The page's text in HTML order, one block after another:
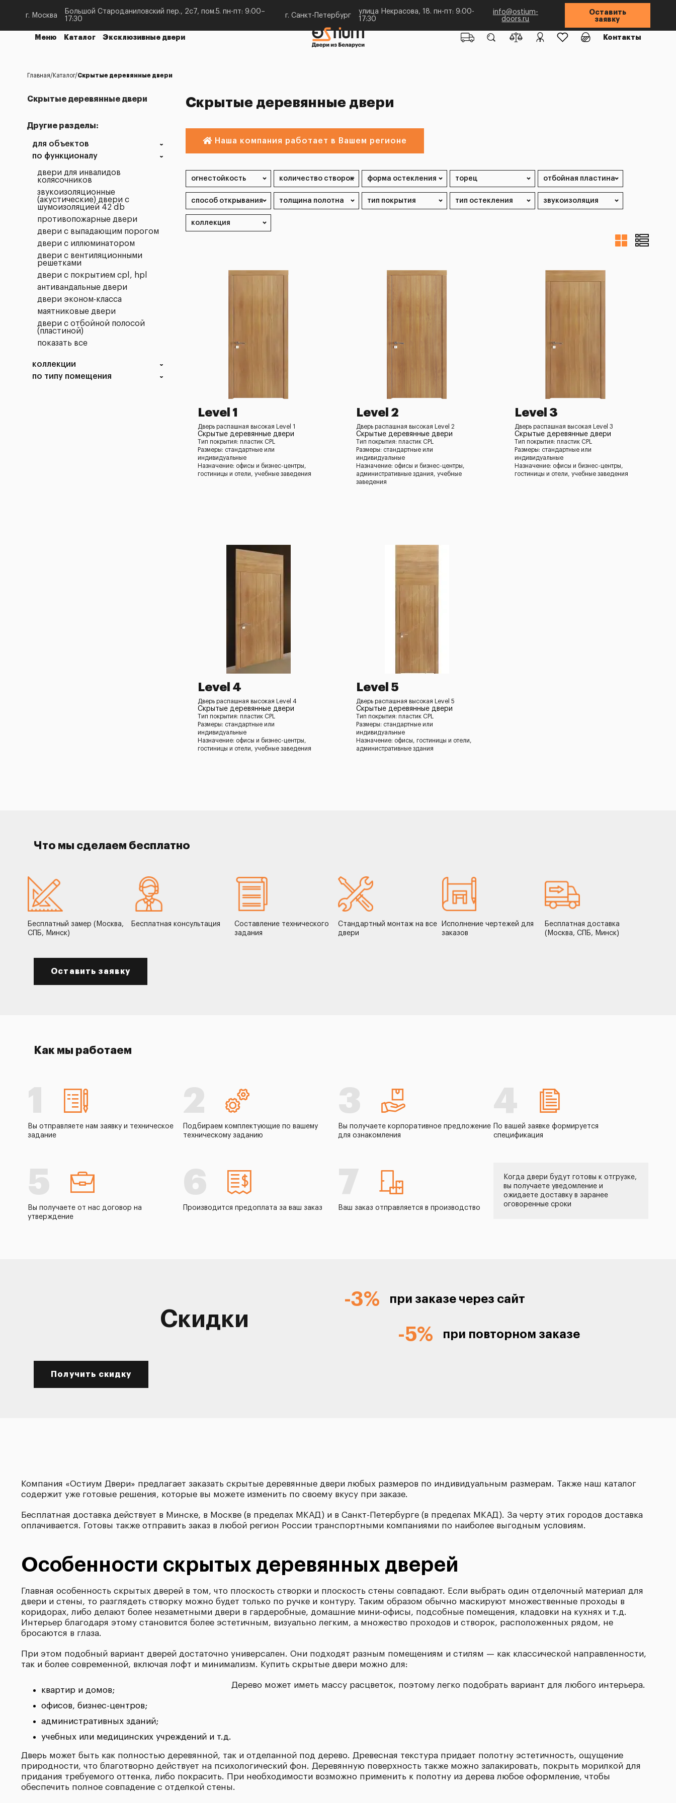
г. Москва
Большой Староданиловский пер., 2с7, пом.5. пн-пт: 9:00–
17:30
г. Санкт-Петербург
улица Некрасова, 18. пн-пт: 9:00-
17:30
info@ostium-
doors.ru
Оставить
заявку
Меню Каталог Эксклюзивные двери Контакты
Главная Каталог Скрытые деревянные двери
Скрытые деревянные двери
Другие разделы:
для объектов
по функционалу
двери для инвалидов
колясочников
звукоизоляционные
(акустические) двери с
шумоизоляцией 42 db
противопожарные двери
двери с выпадающим порогом
двери с иллюминатором
двери с вентиляционными
решетками
двери с покрытием cpl, hpl
антивандальные двери
двери эконом-класса
маятниковые двери
двери с отбойной полосой
(пластиной)
показать все
коллекции
по типу помещения
Скрытые деревянные двери
Наша компания работает в Вашем регионе
Level 1
Дверь распашная высокая Level 1
Скрытые деревянные двери
Тип покрытия: пластик CPL
Размеры: стандартные или
индивидуальные
Назначение: офисы и бизнес-центры,
гостиницы и отели, учебные заведения
Level 2
Дверь распашная высокая Level 2
Скрытые деревянные двери
Тип покрытия: пластик CPL
Размеры: стандартные или
индивидуальные
Назначение: офисы и бизнес-центры,
административные здания, учебные
заведения
Level 3
Дверь распашная высокая Level 3
Скрытые деревянные двери
Тип покрытия: пластик CPL
Размеры: стандартные или
индивидуальные
Назначение: офисы и бизнес-центры,
гостиницы и отели, учебные заведения
Level 4
Дверь распашная высокая Level 4
Скрытые деревянные двери
Тип покрытия: пластик CPL
Размеры: стандартные или
индивидуальные
Назначение: офисы и бизнес-центры,
гостиницы и отели, учебные заведения
Level 5
Дверь распашная высокая Level 5
Скрытые деревянные двери
Тип покрытия: пластик CPL
Размеры: стандартные или
индивидуальные
Назначение: офисы, гостиницы и отели,
административные здания
Что мы сделаем бесплатно
Бесплатный замер (Москва,
СПБ, Минск)
Бесплатная консультация
Составление технического
задания
Стандартный монтаж на все
двери
Исполнение чертежей для
заказов
Бесплатная доставка
(Москва, СПБ, Минск)
Оставить заявку
Как мы работаем
1
Вы отправляете нам заявку и техническое
задание
2
Подбираем комплектующие по вашему
техническому заданию
3
Вы получаете корпоративное предложение
для ознакомления
4
По вашей заявке формируется
спецификация
5
Вы получаете от нас договор на
утверждение
6
Производится предоплата за ваш заказ
7
Ваш заказ отправляется в производство
Когда двери будут готовы к отгрузке,
вы получаете уведомление и
ожидаете доставку в заранее
оговоренные сроки
Скидки
-3% при заказе через сайт
-5% при повторном заказе
Получить скидку
Компания «Остиум Двери» предлагает заказать скрытые деревянные двери любых размеров по индивидуальным размерам. Также наш каталог
содержит уже готовые решения, которые вы можете изменить по своему вкусу при заказе.
Бесплатная доставка действует в Минске, в Москве (в пределах МКАД) и в Санкт-Петербурге (в пределах МКАД). За черту этих городов доставка
оплачивается. Готовы также отправить заказ в любой регион России транспортными компаниями по наиболее выгодным условиям.
Особенности скрытых деревянных дверей
Главная особенность скрытых дверей в том, что плоскость створки и плоскость стены совпадают. Если выбрать один отделочный материал для
двери и стены, то разглядеть створку можно будет только по ручке и контуру. Таким образом обычно маскируют множественные проходы в
коридорах, либо делают более незаметными двери в гардеробные, домашние мини-офисы, подсобные помещения, кладовки на кухнях и т.д.
Интерьер благодаря этому становится более эстетичным, визуально легким, а множество проходов и створок, расположенных рядом, не
бросаются в глаза.
При этом подобный вариант дверей достаточно универсален. Они подходят разным помещениям и стилям — как классической направленности,
так и более современной, включая лофт и минимализм. Купить скрытые двери можно для:
квартир и домов;
офисов, бизнес-центров;
административных зданий;
учебных или медицинских учреждений и т.д.
Дерево может иметь массу расцветок, поэтому легко подобрать вариант для любого интерьера.
Дверь может быть как полностью деревянной, так и отделанной под дерево. Древесная текстура придает полотну эстетичность, ощущение
природности, что благотворно действует на психологический фон. Деревянную поверхность также можно залакировать, покрыть морилкой для
придания требуемого оттенка, либо покрасить. При необходимости возможно применить к полотну из дерева любое оформление, чтобы
обеспечить полное совпадение с отделкой стены.